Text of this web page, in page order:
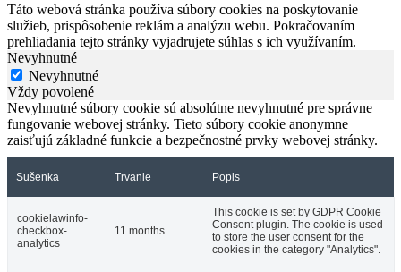
Táto webová stránka používa súbory cookies na poskytovanie
služieb, prispôsobenie reklám a analýzu webu. Pokračovaním
prehliadania tejto stránky vyjadrujete súhlas s ich využívaním.
Nevyhnutné
Nevyhnutné
Vždy povolené
Nevyhnutné súbory cookie sú absolútne nevyhnutné pre správne
fungovanie webovej stránky. Tieto súbory cookie anonymne
zaisťujú základné funkcie a bezpečnostné prvky webovej stránky.
Sušenka Trvanie Popis
cookielawinfo-
checkbox-
analytics
11 months
This cookie is set by GDPR Cookie
Consent plugin. The cookie is used
to store the user consent for the
cookies in the category "Analytics".